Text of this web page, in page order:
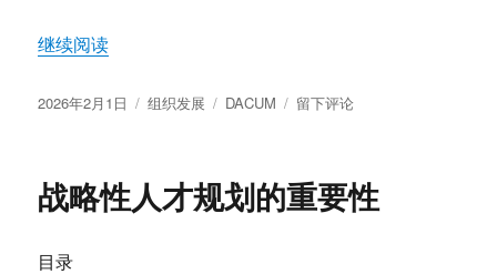
继续阅读“DACUM课程开发的概述”
发
2026年2月1日
分
组织发展
标
DACUM
于
开
发
留下评论
战略性人才规划的重要性
目录